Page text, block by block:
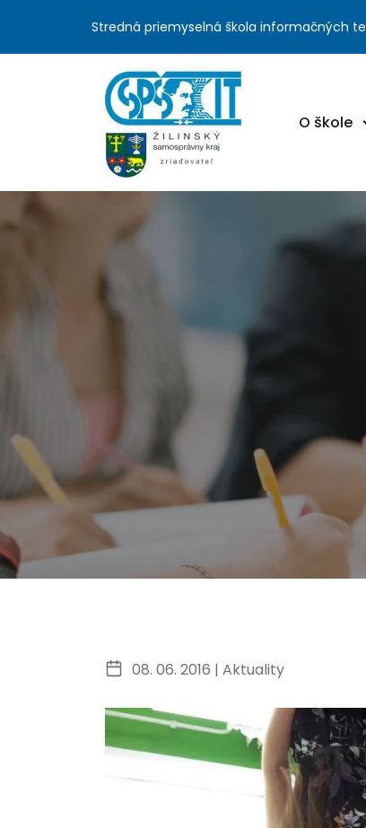
Stredná priemyselná škola informačných
O škole
08. 06. 2016 | Aktuality